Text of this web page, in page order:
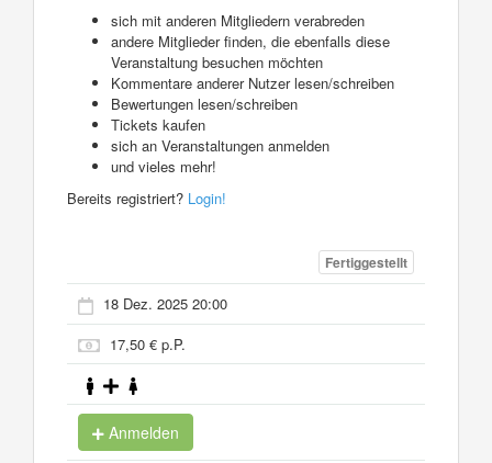
sich mit anderen Mitgliedern verabreden
andere Mitglieder finden, die ebenfalls diese
Veranstaltung besuchen möchten
Kommentare anderer Nutzer lesen/schreiben
Bewertungen lesen/schreiben
Tickets kaufen
sich an Veranstaltungen anmelden
und vieles mehr!
Bereits registriert? Login!
Fertiggestellt
18 Dez. 2025 20:00
17,50 € p.P.
Anmelden